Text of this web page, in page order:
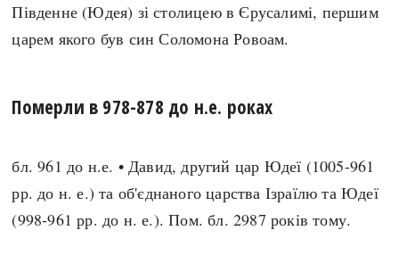
Південне (Юдея) зі столицею в Єрусалимі, першим
царем якого був син Соломона Ровоам.
Померли в 978-878 до н.е. роках
бл. 961 до н.е. • Давид, другий цар Юдеї (1005-961
рр. до н. е.) та об'єднаного царства Ізраїлю та Юдеї
(998-961 рр. до н. е.). Пом. бл. 2987 років тому.